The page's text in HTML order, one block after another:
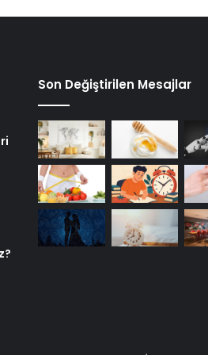
Son Değiştirilen Mesajlar